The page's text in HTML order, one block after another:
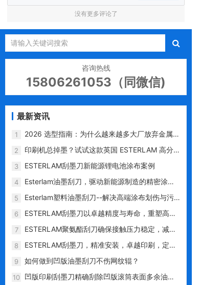
没有更多评论了
咨询热线
15806261053（同微信)
最新资讯
1
2026 选型指南：为什么越来越多大厂放弃金属
刀，选用 ESTERLAM 塑料刮墨刀？
2
印刷机总掉墨？试试这款英国 ESTERLAM 高分
3 ESTERLAM刮墨刀新能源锂电池涂布案例
4
Esterlam油墨刮刀，驱动新能源制造的精密涂层
5
Esterlam塑料油墨刮刀--解决高端涂布划伤与污
染难题的革新利器
6
ESTERLAM刮墨刀以卓越精度与寿命，重塑高端
印刷性价比标杆
7
ESTERLAM聚氨酯刮刀确保接触压力稳定，减少
对网纹辊的磨损
8
ESTERLAM刮墨刀，精准安装，卓越印刷，定义
9 如何做到凹版油墨刮刀不伤网纹辊？
10
凹版印刷刮墨刀精确刮除凹版滚筒表面多余油